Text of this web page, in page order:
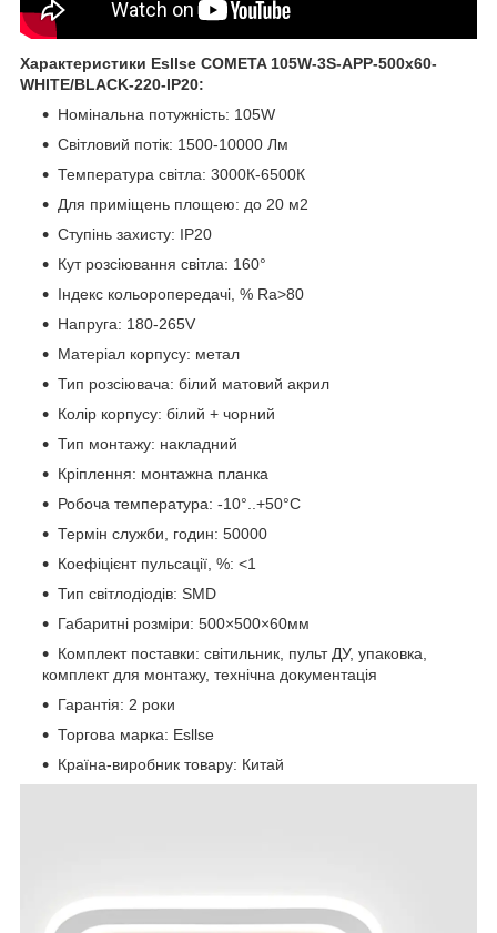
Характеристики Esllse COMETA 105W-3S-APP-500x60-
WHITE/BLACK-220-IP20:
Номінальна потужність: 105W
Світловий потік: 1500-10000 Лм
Температура світла: 3000К-6500К
Для приміщень площею: до 20 м2
Ступінь захисту: IP20
Кут розсіювання світла: 160°
Індекс кольоропередачі, % Ra>80
Напруга: 180-265V
Матеріал корпусу: метал
Тип розсіювача: білий матовий акрил
Колір корпусу: білий + чорний
Тип монтажу: накладний
Кріплення: монтажна планка
Робоча температура: -10°..+50°C
Термін служби, годин: 50000
Коефіцієнт пульсації, %: <1
Тип світлодіодів: SMD
Габаритні розміри: 500×500×60мм
Комплект поставки: світильник, пульт ДУ, упаковка,
комплект для монтажу, технічна документація
Гарантія: 2 роки
Торгова марка: Esllse
Країна-виробник товару: Китай